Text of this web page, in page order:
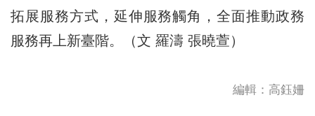
拓展服務方式，延伸服務觸角，全面推動政務
服務再上新臺階。（文 羅濤 張曉萱）
編輯：高鈺姍